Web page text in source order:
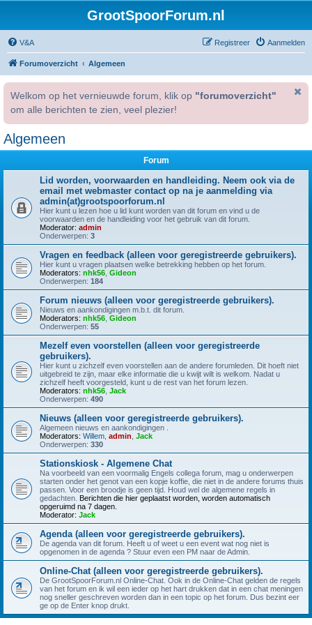
GrootSpoorForum.nl
V&A Aanmelden
Registreer
Forumoverzicht Algemeen
Welkom op het vernieuwde forum, klik op "forumoverzicht"
om alle berichten te zien, veel plezier!
Algemeen
Forum
Lid worden, voorwaarden en handleiding. Neem ook via de
email met webmaster contact op na je aanmelding via
admin(at)grootspoorforum.nl
Hier kunt u lezen hoe u lid kunt worden van dit forum en vind u de
voorwaarden en de handleiding voor het gebruik van dit forum.
Moderator: admin
Onderwerpen: 3
Vragen en feedback (alleen voor geregistreerde gebruikers).
Hier kunt u vragen plaatsen welke betrekking hebben op het forum.
Moderators: nhk56 Gideon
Onderwerpen: 184
Forum nieuws (alleen voor geregistreerde gebruikers).
Nieuws en aankondigingen m.b.t. dit forum.
Moderators: nhk56 Gideon
Onderwerpen: 55
Mezelf even voorstellen (alleen voor geregistreerde
gebruikers).
Hier kunt u zichzelf even voorstellen aan de andere forumleden. Dit hoeft niet
uitgebreid te zijn, maar elke informatie die u kwijt wilt is welkom. Nadat u
zichzelf heeft voorgesteld, kunt u de rest van het forum lezen.
Moderators: nhk56 Jack
Onderwerpen: 490
Nieuws (alleen voor geregistreerde gebruikers).
Algemeen nieuws en aankondigingen .
Moderators: Willem admin Jack
Onderwerpen: 330
Stationskiosk - Algemene Chat
Na voorbeeld van een voormalig Engels collega forum, mag u onderwerpen
starten onder het genot van een kopje koffie, die niet in de andere forums thuis
passen. Voor een broodje is geen tijd. Houd wel de algemene regels in
gedachten. Berichten die hier geplaatst worden, worden automatisch
opgeruimd na 7 dagen.
Moderator: Jack
Agenda (alleen voor geregistreerde gebruikers).
De agenda van dit forum. Heeft u of weet u een event wat nog niet is
opgenomen in de agenda ? Stuur even een PM naar de Admin.
Online-Chat (alleen voor geregistreerde gebruikers).
De GrootSpoorForum.nl Online-Chat. Ook in de Online-Chat gelden de regels
van het forum en ik wil een ieder op het hart drukken dat in een chat meningen
nog sneller geschreven worden dan in een topic op het forum. Dus bezint eer
ge op de Enter knop drukt.